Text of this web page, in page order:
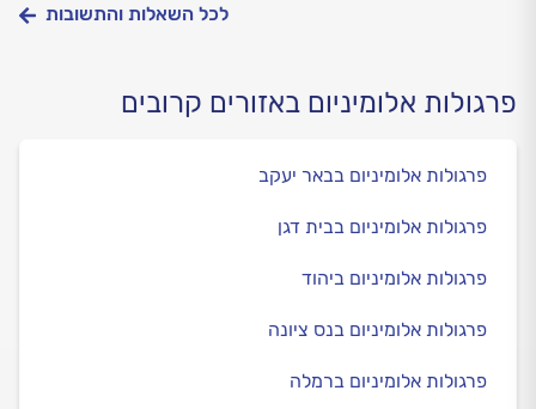
לכל השאלות והתשובות
פרגולות אלומיניום באזורים קרובים
פרגולות אלומיניום בבאר יעקב
פרגולות אלומיניום בבית דגן
פרגולות אלומיניום ביהוד
פרגולות אלומיניום בנס ציונה
פרגולות אלומיניום ברמלה